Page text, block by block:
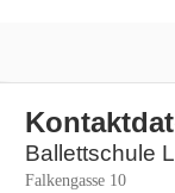
Ballettschule
Falkengasse 10